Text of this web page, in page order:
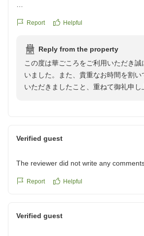
で、到着した瞬間から安心して過ごすこ
お部屋や温泉も素晴らしく、特に大涌谷
高でした。自然に囲まれた静かな環境で
くり癒すことができました。
くださり、終始温かいおもてなしを感じ
りながら素晴らしい接客をされていて
した。
また箱根を訪れる際は、ぜひ宿泊したい
reviewId=33123478168911
Report Helpful
Reply from the property
この度は華ごころをご利用いただき
いました。また、貴重なお時間を割
いただきましたこと、重ねて御礼申し
です。スタッフにもこちらの口コミ
今後もお客様にご満足いただけるよ
お待ちしております。
Verified guest
The reviewer did not write any
Report Helpful
Verified guest